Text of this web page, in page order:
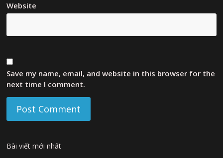
Website
Save my name, email, and website in this browser for the
next time I comment.
Bài viết mới nhất